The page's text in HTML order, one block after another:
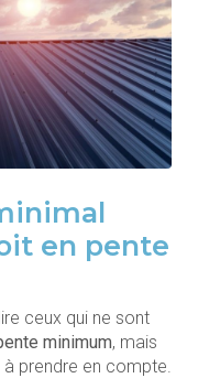
en pente
ceux qui ne sont
minimum, mais
prendre en compte.